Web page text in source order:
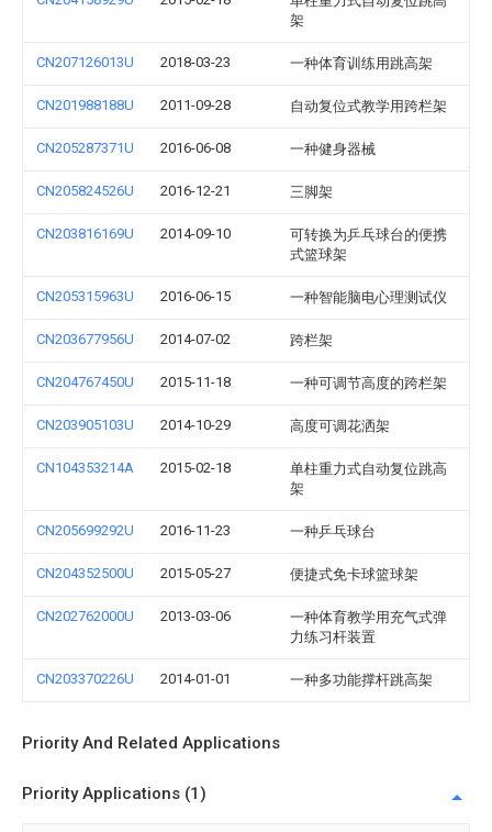
架
CN207126013U 2018-03-23 一种体育训练用跳高架
CN201988188U 2011-09-28 自动复位式教学用跨栏架
CN205287371U 2016-06-08 一种健身器械
CN205824526U 2016-12-21 三脚架
CN203816169U 2014-09-10
可转换为乒乓球台的便携
式篮球架
CN205315963U 2016-06-15 一种智能脑电心理测试仪
CN203677956U 2014-07-02 跨栏架
CN204767450U 2015-11-18 一种可调节高度的跨栏架
CN203905103U 2014-10-29 高度可调花洒架
CN104353214A 2015-02-18
单柱重力式自动复位跳高
架
CN205699292U 2016-11-23 一种乒乓球台
CN204352500U 2015-05-27 便捷式免卡球篮球架
CN202762000U 2013-03-06
一种体育教学用充气式弹
力练习杆装置
CN203370226U 2014-01-01 一种多功能撑杆跳高架
Priority And Related Applications
Priority Applications (1)